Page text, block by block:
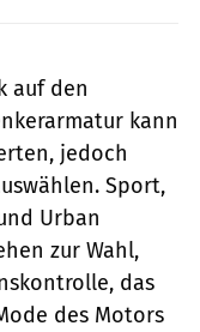
auf den
kann
jedoch
Sport,
Urban
zur Wahl,
das
des Motors